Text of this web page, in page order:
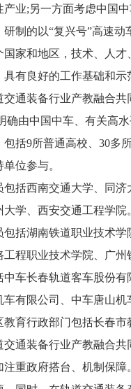
产业;另一方面考虑中国
制的以“复兴号”高速
国家和地区，技术、人
有良好的工作基础和示
交通装备行业产教融合共
确由中国中车、有关高
包括9所普通高校、30多
位参与。
包括西南交通大学、同
学、西安交通工程学院
包括湖南铁道职业技术
程职业技术学院、广州
中车长春轨道客车股份
有限公司、中车唐山机
教育行政部门包括长春
交通装备行业产教融合共
注重政府搭台、机制保